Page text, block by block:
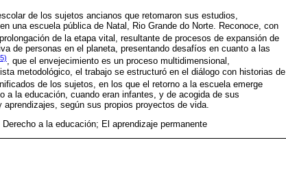
de los sujetos ancianos que retomaron sus estudios,
una escuela pública de Natal, Rio Grande do Norte. Reconoce, con
de la etapa vital, resultante de procesos de expansión de
de personas en el planeta, presentando desafíos en cuanto a las
, que el envejecimiento es un proceso multidimensional,
metodológico, el trabajo se estructuró en el diálogo con historias de
de los sujetos, en los que el retorno a la escuela emerge
a la educación, cuando eran infantes, y de acogida de sus
según sus propios proyectos de vida.
a la educación; El aprendizaje permanente